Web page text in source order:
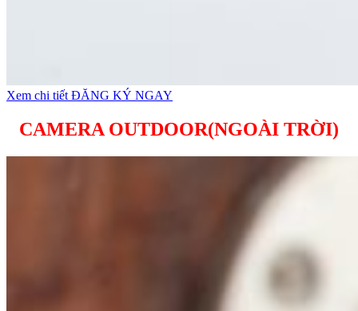
Xem chi tiết ĐĂNG KÝ NGAY
CAMERA OUTDOOR(NGOÀI TRỜI)